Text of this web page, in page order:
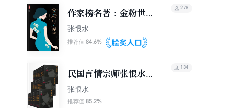
章回小说，下启通俗小说，雅俗共赏，对旧章回小说进行了革新，
促进了新文学与通俗文学的交融。1967年，张恨水在北京逝世。
作家榜名著：金粉世家
（全三册）
张恨水
推荐值 84.6%
278
民国言情宗师张恨水作
品合集（37部）
张恨水
推荐值 85.2%
134